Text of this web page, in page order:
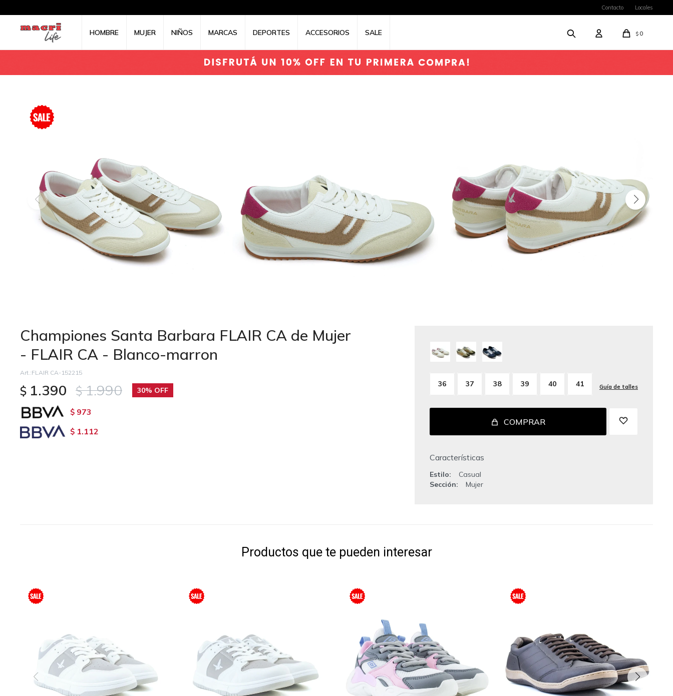
HOMBRE MUJER NIÑOS MARCAS DEPORTES ACCESORIOS SALE $ 0
Contacto Locales
Championes Santa Barbara FLAIR CA de Mujer
- FLAIR CA - Blanco-marron
FLAIR CA-152215
$ 1.390 $ 1.990 30
$ 973
$ 1.112
36 37 38 39 40 41 Guía de talles
COMPRAR
Características
Estilo
Casual
Sección
Mujer
Productos que te pueden interesar